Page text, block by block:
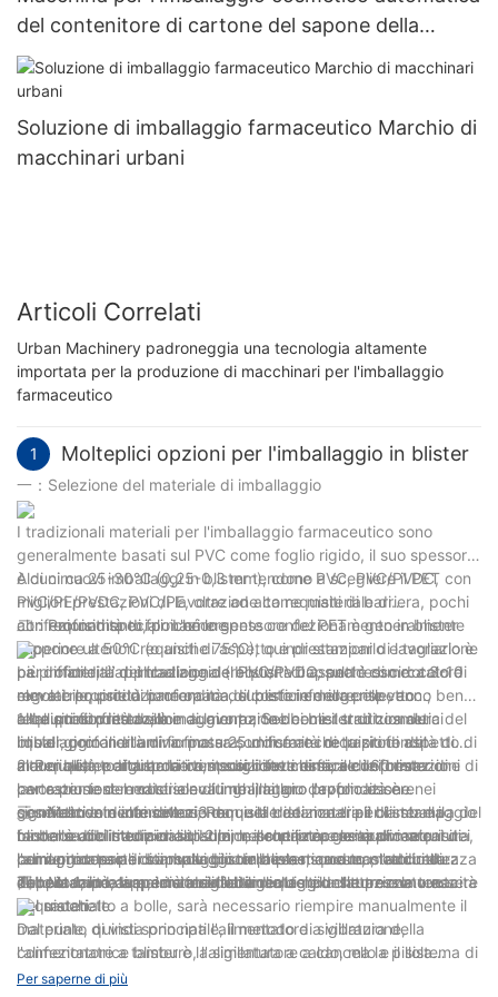
del contenitore di cartone del sapone della
maschera delle fiale del profumo Cosmetico
Macchina d'inscatolamento rotatoria verticale
dell'imballaggio
Soluzione di imballaggio farmaceutico Marchio di
macchinari urbani
Articoli Correlati
Urban Machinery padroneggia una tecnologia altamente
importata per la produzione di macchinari per l'imballaggio
farmaceutico
1 Molteplici opzioni per l'imballaggio in blister
一：Selezione del materiale di imballaggio
I tradizionali materiali per l'imballaggio farmaceutico sono
generalmente basati sul PVC come foglio rigido, il suo spessore
è di circa 25-30°C (0,25-0,3 mm), come PVC, PVC/PVDC,
PVC/PE/PVDC, PVC/PE, oltre ad alta requisiti di barriera, pochi
altri requisiti speciali. L'emergente confezionamento in blister
propone ulteriori requisiti di aspetto e prestazioni di lavorazione
per i materiali di imballaggio (requisiti di aspetto come: colore
regolabile, produzione opaca, superficie della pelle, ecc.;
requisiti di prestazione di lavorazione come: struttura dura del
blister, profondità di formatura, uniformità di trazione del
materiale) , pertanto la composizione chimica e le prestazioni di
lavorazione del materiale di imballaggio devono essere
significativamente diverse da quelle dei materiali di imballaggio
farmaceutici tradizionali. I tipi, le proprietà e le applicazioni dei
comuni materiali di imballaggio in blister sono mostrati nella
Tabella 1, in base ai materiali di imballaggio che possono essere
acquistati.
Alcuni nuovi imballaggi in blister tendono a scegliere il PET con
migliori prestazioni di lavorazione come materiale di
confezionamento, poiché lo spessore del PET è generalmente
superiore a 50°C (o anche 75°C), quindi stamparlo e tagliarlo è
più difficile; L’applicazione del PVC/PVDC, anch’esso dotato di
elevate proprietà barriera ma di costo inferiore rispetto
all’alluminio freddo, è in aumento; Sebbene il tradizionale
imballaggio in alluminio possa soddisfare i requisiti di aspetto di
alta qualità e alta barriera, i suoi difetti di facile deformazione
per estrusione e costi elevati ne limitano l'applicazione nei
cosmetici e in altri settori; Requisiti tradizionali per la stampa del
modello di blister per capsule, nessuna necessità di marcatura,
la maggior parte dei nuovi blister deve marcare, o addirittura
doppia marcatura, la stabilità dei requisiti dell'attrezzatura
二：Profondità di formazione
La profondità del tradizionale blister a capsula è di circa 3-10
mm e i requisiti di profondità del blister emergente vanno ben
oltre questo intervallo
1. La profondità della maggior parte dei blister di cosmetici
liquidi giornalieri arriva fino a 25 mm e anche la profondità di
alcuni blister di dispositivi medici deve essere di 60 mm.
2. Per quanto riguarda i test sugli strumenti, alcuni blister di
carta per test medici sono lunghi, la loro profondità è
generalmente inferiore a 3 mm e la distanza tra il blister e il
blister è addirittura di soli 2 mm, il che propone nuovi requisiti
per il processo di stampaggio della plastica dura, l'accuratezza
dello stampo, la precisione del taglio del puntatore e la tenacità
del materiale.
三：Metodo di cancellazione
La borsa dei medicinali tradizionale utilizza generalmente
l'alimentatore per capsule di compresse, questo metodo di
alimentazione apparirà inevitabilmente nella situazione vuota
del sacchetto a bolle, sarà necessario riempire manualmente il
materiale, quindi sono nati l'alimentatore a vibrazione,
l'alimentatore a tamburo, l'alimentatore a cancello e il sistema di
identificazione visiva della capsula vuota, ma l'emergere di
四：Modalità di apertura sigillata
Dal punto di vista principale, il metodo di sigillatura della
confezionatrice blister è la sigillatura a caldo, ma la pillola
tradizionale può essere aperta direttamente con una pellicola di
Per saperne di più